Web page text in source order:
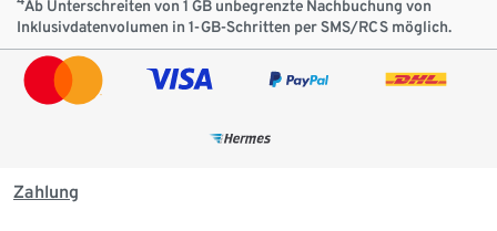
Ab Unterschreiten von 1 GB unbegrenzte Nachbuchung von
Inklusivdatenvolumen in 1-GB-Schritten per SMS/RCS möglich.
Zahlung